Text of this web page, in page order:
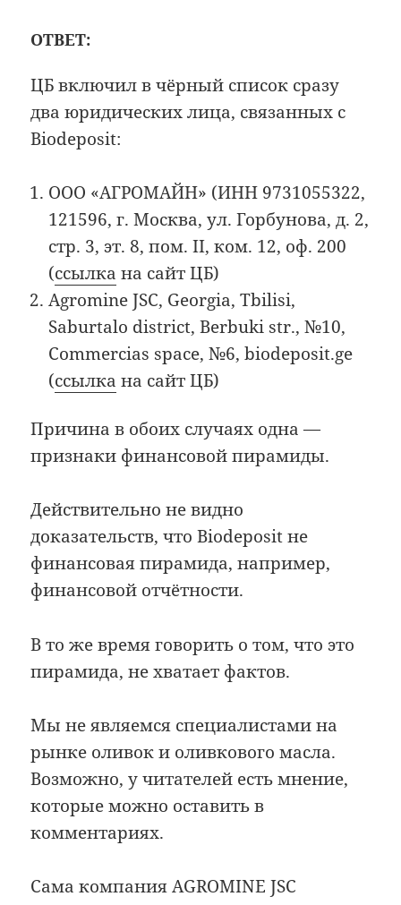
ОТВЕТ:
ЦБ включил в чёрный список сразу
два юридических лица, связанных с
Biodeposit:
ООО «АГРОМАЙН» (ИНН 9731055322,
121596, г. Москва, ул. Горбунова, д. 2,
стр. 3, эт. 8, пом. II, ком. 12, оф. 200
(ссылка на сайт ЦБ)
Agromine JSC, Georgia, Tbilisi,
Saburtalo district, Berbuki str., №10,
Commercias space, №6, biodeposit.ge
(ссылка на сайт ЦБ)
Причина в обоих случаях одна —
признаки финансовой пирамиды.
Действительно не видно
доказательств, что Biodeposit не
финансовая пирамида, например,
финансовой отчётности.
В то же время говорить о том, что это
пирамида, не хватает фактов.
Мы не являемся специалистами на
рынке оливок и оливкового масла.
Возможно, у читателей есть мнение,
которые можно оставить в
комментариях.
Сама компания AGROMINE JSC